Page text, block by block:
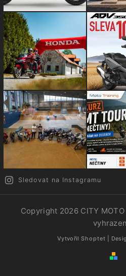
Sledovat na Instagramu
Copyright 2026 CITY
Vytvořil Shoptet |